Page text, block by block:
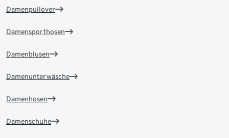
Damenpullover
Damensporthosen
Damenblusen
Damenunterwäsche
Damenhosen
Damenschuhe